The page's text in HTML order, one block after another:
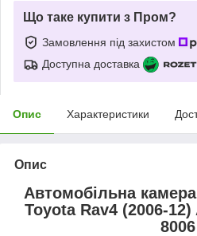
Що таке купити з Пром?
Замовлення під захистом
Доступна доставка
Опис Характеристики
Опис
Автомобільна
Toyota Rav4 (2006-12)
8006